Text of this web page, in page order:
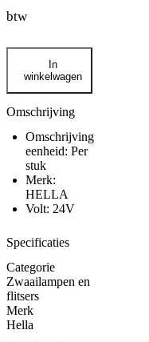
btw
Hella
halogeen
zwaailamp
KL
Juiorplus
geel
aantal
In
winkelwagen
Omschrijving
Omschrijving
eenheid: Per
stuk
Merk:
HELLA
Volt: 24V
Specificaties
Categorie
Zwaailampen en
flitsers
Merk
Hella